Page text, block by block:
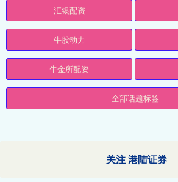
汇银配资
牛股动力
牛金所配资
全部话题标签
关注 港陆证券